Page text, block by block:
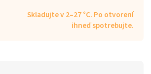
Skladujte v 2–27 °C. Po otvorení
ihneď spotrebujte.